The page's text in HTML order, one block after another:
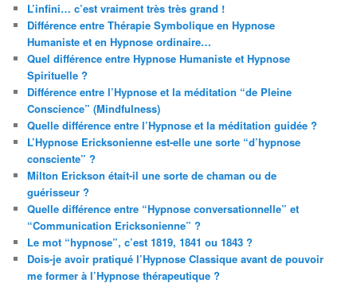
L’infini… c’est vraiment très très grand !
Différence entre Thérapie Symbolique en Hypnose
Humaniste et en Hypnose ordinaire…
Quel différence entre Hypnose Humaniste et Hypnose
Spirituelle ?
Différence entre l’Hypnose et la méditation “de Pleine
Conscience” (Mindfulness)
Quelle différence entre l’Hypnose et la méditation guidée ?
L’Hypnose Ericksonienne est-elle une sorte “d’hypnose
consciente” ?
Milton Erickson était-il une sorte de chaman ou de
guérisseur ?
Quelle différence entre “Hypnose conversationnelle” et
“Communication Ericksonienne” ?
Le mot “hypnose”, c’est 1819, 1841 ou 1843 ?
Dois-je avoir pratiqué l’Hypnose Classique avant de pouvoir
me former à l’Hypnose thérapeutique ?